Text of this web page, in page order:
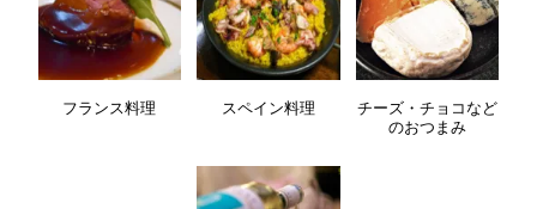
フランス料理 スペイン料理
チーズ・チョコなど
のおつまみ